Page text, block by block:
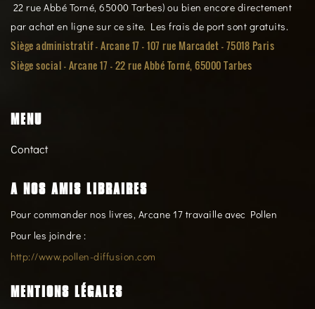
22 rue Abbé Torné, 65000 Tarbes) ou bien encore directement
par achat en ligne sur ce site. Les frais de port sont gratuits.
Siège administratif - Arcane 17 - 107 rue Marcadet - 75018 Paris
Siège social -Arcane 17 - 22 rue Abbé Torné, 65000 Tarbes
MENU
Contact
A NOS AMIS LIBRAIRES
Pour commander nos livres, Arcane 17 travaille avec Pollen
Pour les joindre :
http://www.pollen-diffusion.com
MENTIONS LÉGALES